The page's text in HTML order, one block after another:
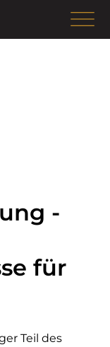
-
für
Teil des